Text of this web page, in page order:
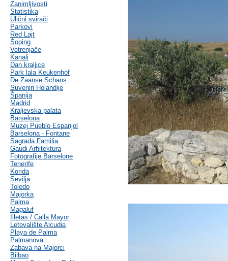
Zanimljivosti
Statistika
Ulični svirači
Parkovi
Red Lajt
Šoping
Vetrenjače
Kanali
Dan kraljice
Park lala Keukenhof
De Zaanse Schans
Suveniri Holandije
Španija
Madrid
Kraljevska palata
Barselona
Muzej Pueblo Espanjol
Barselona - Fontane
Sagrada Familia
Gaudi Arhitektura
Fotografije Barselone
Tenerife
Korida
Sevilja
Toledo
Majorka
Palma
Magaluf
Illetas / Calla Mayor
Letovalište Alcudia
Playa de Palma
Palmanova
Zabava na Majorci
Bilbao